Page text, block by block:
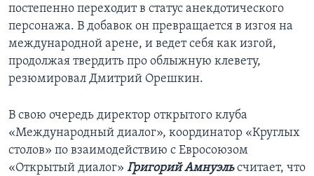
постепенно переходит в статус анекдотического
персонажа. В добавок он превращается в изгоя на
международной арене, и ведет себя как изгой,
продолжая твердить про облыжную клевету,
резюмировал Дмитрий Орешкин.
В свою очередь директор открытого клуба
«Международный диалог», координатор «Круглых
столов» по взаимодействию с Евросоюзом
«Открытый диалог» Григорий Амнуэльсчитает, что